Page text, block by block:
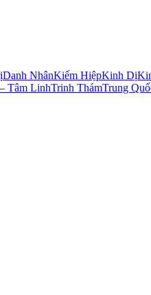
Danh NhânKiếm HiệpKinh Dị
Tâm LinhTrinh ThámTrung